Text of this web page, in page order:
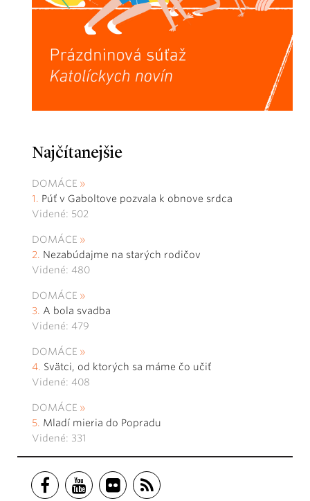
Najčítanejšie
DOMÁCE
Púť v Gaboltove pozvala k obnove srdca
Videné: 502
DOMÁCE
Nezabúdajme na starých rodičov
Videné: 480
DOMÁCE
A bola svadba
Videné: 479
DOMÁCE
Svätci, od ktorých sa máme čo učiť
Videné: 408
DOMÁCE
Mladí mieria do Popradu
Videné: 331